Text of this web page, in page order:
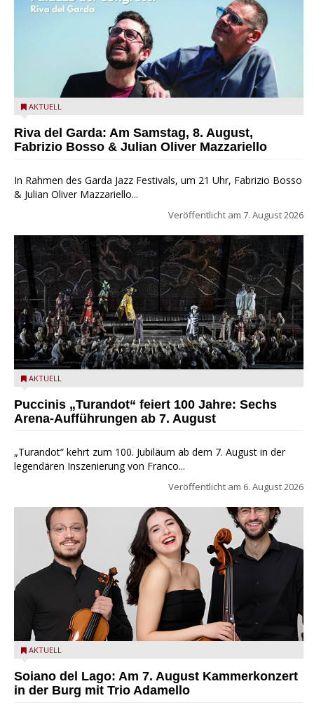
Fabrizio Bosso & Julian Oliver Mazzariello zu Gast beim Garda
AKTUELL
Riva del Garda: Am Samstag, 8. August,
Fabrizio Bosso & Julian Oliver Mazzariello
In Rahmen des Garda Jazz Festivals, um 21 Uhr, Fabrizio Bosso
& Julian Oliver Mazzariello...
Veröffentlicht am 7. August 2026
Turandot in der Arena von Verona - Ennevi für Fondazione
AKTUELL
Puccinis „Turandot“ feiert 100 Jahre: Sechs
Arena-Aufführungen ab 7. August
„Turandot“ kehrt zum 100. Jubiläum ab dem 7. August in der
legendären Inszenierung von Franco...
Veröffentlicht am 6. August 2026
Trio Adamello
AKTUELL
Soiano del Lago: Am 7. August Kammerkonzert
in der Burg mit Trio Adamello